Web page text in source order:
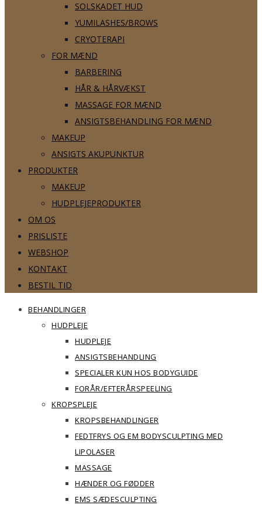
SOLSKADET HUD
YUMILASHES/BROWS
CRYOTERAPI
FOR MÆND
BARBERING
HÅR & HÅRVÆKST
MASSAGE FOR MÆND
ANSIGTSBEHANDLING FOR MÆND
MAKEUP
ANSIGTS AKUPUNKTUR
PRODUKTER
MAKEUP
HUDPLEJEPRODUKTER
OM OS
PRISLISTE
WEBSHOP
KONTAKT
BESTIL TID
BEHANDLINGER
HUDPLEJE
HUDPLEJE
ANSIGTSBEHANDLING
SPECIALER KUN HOS BODYGUIDE
FORÅR/EFTERÅRSPEELING
KROPSPLEJE
KROPSBEHANDLINGER
FEDTFRYS OG EM BODYSCULPTING MED
LIPOLASER
MASSAGE
HÆNDER OG FØDDER
EMS SÆDESCULPTING